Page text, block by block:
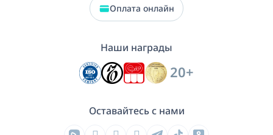
Оплата онлайн
Наши награды
20+
Оставайтесь с нами